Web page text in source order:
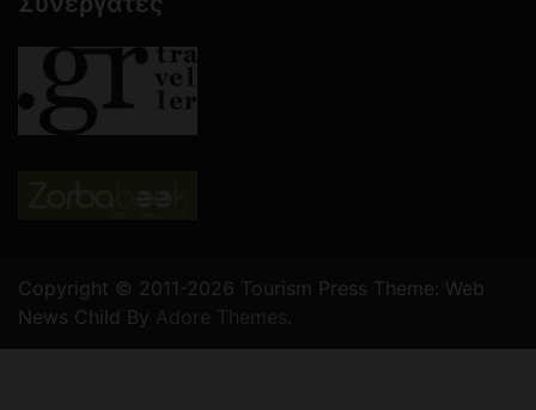
Copyright © 2011-2026 Tourism Press Theme: Web
News Child By Adore Themes.